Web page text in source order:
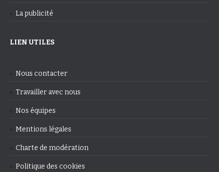
La publicité
LIEN UTILES
Nous contacter
Travailler avec nous
Nos équipes
Mentions légales
Charte de modération
Politique des cookies